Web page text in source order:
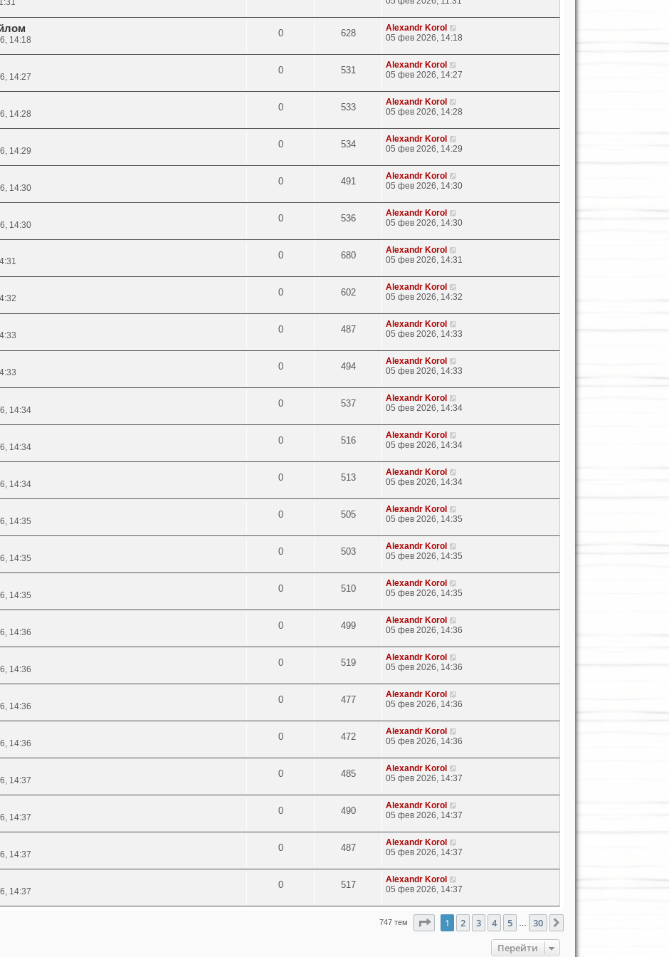
14:18
0 628
Alexandr Korol
05 фев 2026, 14:18
14:27
0 531
Alexandr Korol
05 фев 2026, 14:27
14:28
0 533
Alexandr Korol
05 фев 2026, 14:28
14:29
0 534
Alexandr Korol
05 фев 2026, 14:29
14:30
0 491
Alexandr Korol
05 фев 2026, 14:30
14:30
0 536
Alexandr Korol
05 фев 2026, 14:30
0 680
Alexandr Korol
05 фев 2026, 14:31
0 602
Alexandr Korol
05 фев 2026, 14:32
0 487
Alexandr Korol
05 фев 2026, 14:33
0 494
Alexandr Korol
05 фев 2026, 14:33
14:34
0 537
Alexandr Korol
05 фев 2026, 14:34
14:34
0 516
Alexandr Korol
05 фев 2026, 14:34
14:34
0 513
Alexandr Korol
05 фев 2026, 14:34
14:35
0 505
Alexandr Korol
05 фев 2026, 14:35
14:35
0 503
Alexandr Korol
05 фев 2026, 14:35
14:35
0 510
Alexandr Korol
05 фев 2026, 14:35
14:36
0 499
Alexandr Korol
05 фев 2026, 14:36
14:36
0 519
Alexandr Korol
05 фев 2026, 14:36
14:36
0 477
Alexandr Korol
05 фев 2026, 14:36
14:36
0 472
Alexandr Korol
05 фев 2026, 14:36
14:37
0 485
Alexandr Korol
05 фев 2026, 14:37
14:37
0 490
Alexandr Korol
05 фев 2026, 14:37
14:37
0 487
Alexandr Korol
05 фев 2026, 14:37
14:37
0 517
Alexandr Korol
05 фев 2026, 14:37
747 тем Страница1 из 30
1 2 3 4 5 30
Перейти